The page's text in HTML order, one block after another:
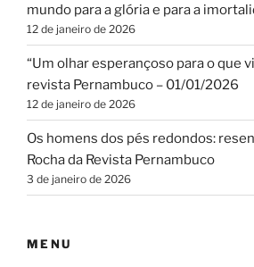
mundo para a glória e para a
12 de janeiro de 2026
“Um olhar esperançoso para o que
revista Pernambuco – 01/01/2026
12 de janeiro de 2026
Os homens dos pés redondos:
Rocha da Revista Pernambuco
3 de janeiro de 2026
MENU